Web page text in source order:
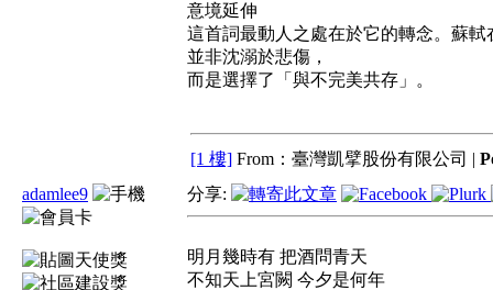
意境延伸
這首詞最動人之處在於它的轉念。蘇
並非沈溺於悲傷，
而是選擇了「與不完美共存」。
[1 樓] From：臺灣凱擘股份有限公司 |
adamlee9
分享:
明月幾時有 把酒問青天
不知天上宮闕 今夕是何年